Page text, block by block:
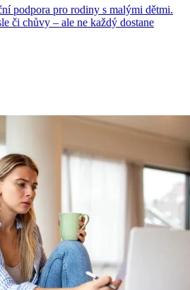
podpora pro rodiny s malými dětmi.
či chůvy – ale ne každý dostane